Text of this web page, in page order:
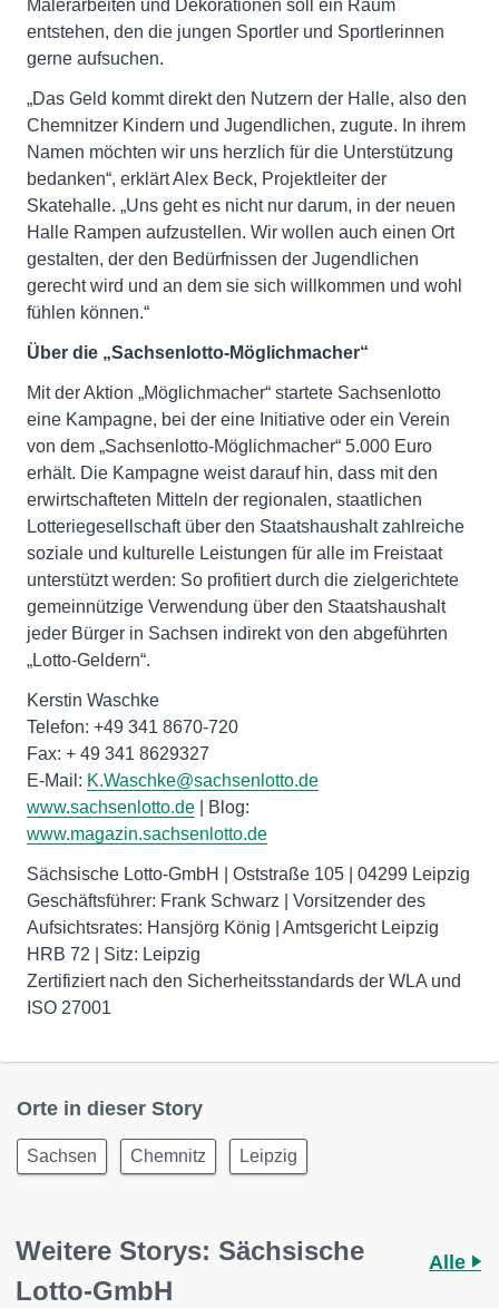
Malerarbeiten und Dekorationen soll ein Raum
entstehen, den die jungen Sportler und Sportlerinnen
gerne aufsuchen.
„Das Geld kommt direkt den Nutzern der Halle, also den
Chemnitzer Kindern und Jugendlichen, zugute. In ihrem
Namen möchten wir uns herzlich für die Unterstützung
bedanken“, erklärt Alex Beck, Projektleiter der
Skatehalle. „Uns geht es nicht nur darum, in der neuen
Halle Rampen aufzustellen. Wir wollen auch einen Ort
gestalten, der den Bedürfnissen der Jugendlichen
gerecht wird und an dem sie sich willkommen und wohl
fühlen können.“
Über die „Sachsenlotto-Möglichmacher“
Mit der Aktion „Möglichmacher“ startete Sachsenlotto
eine Kampagne, bei der eine Initiative oder ein Verein
von dem „Sachsenlotto-Möglichmacher“ 5.000 Euro
erhält. Die Kampagne weist darauf hin, dass mit den
erwirtschafteten Mitteln der regionalen, staatlichen
Lotteriegesellschaft über den Staatshaushalt zahlreiche
soziale und kulturelle Leistungen für alle im Freistaat
unterstützt werden: So profitiert durch die zielgerichtete
gemeinnützige Verwendung über den Staatshaushalt
jeder Bürger in Sachsen indirekt von den abgeführten
„Lotto-Geldern“.
Kerstin Waschke
Telefon: +49 341 8670-720
Fax: + 49 341 8629327
E-Mail: K.Waschke@sachsenlotto.de
www.sachsenlotto.de | Blog:
www.magazin.sachsenlotto.de
Sächsische Lotto-GmbH | Oststraße 105 | 04299 Leipzig
Geschäftsführer: Frank Schwarz | Vorsitzender des
Aufsichtsrates: Hansjörg König | Amtsgericht Leipzig
HRB 72 | Sitz: Leipzig
Zertifiziert nach den Sicherheitsstandards der WLA und
ISO 27001
Orte in dieser Story
Sachsen Chemnitz Leipzig
Weitere Storys: Sächsische
Lotto-GmbH
Alle